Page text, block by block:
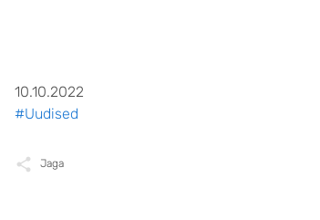
10.10.2022
#Uudised
Jaga